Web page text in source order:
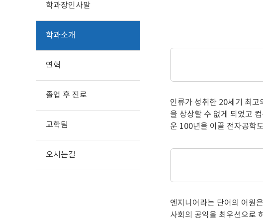
학과장인사말
학과소개
연혁
졸업 후 진로
교학팀
오시는길
인류가 성취한 20세기 최고
을 상상할 수 없게 되었고
운 100년을 이끌 전자공학
엔지니어라는 단어의 어원
사회의 공익을 최우선으로